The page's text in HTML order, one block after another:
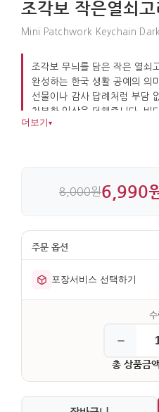
조각보 작은열쇠
Mini Patchwork Keychain
조각보 무늬를 담은 작은 열쇠
완성하는 한국 생활 공예의 의
선물이나 감사 답례처럼 부담
차분한 인상을 더해줍니다. 비
더해 실용성과 디테일이 살아
더보기 ▾
8,000원6,990
포장서비스 선택하기
총 상품금